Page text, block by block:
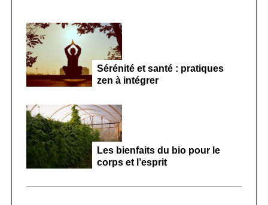
Sérénité et santé : pratiques
zen à intégrer
Les bienfaits du bio pour le
corps et l’esprit